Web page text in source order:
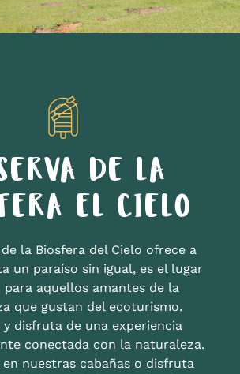
DE LA
EL CIELO
de la Biosfera del Cielo ofrece a
un paraíso sin igual, es el lugar
aquellos amantes de la
que gustan del ecoturismo.
y disfruta de una experiencia
conectada con la naturaleza.
en nuestras cabañas o disfruta